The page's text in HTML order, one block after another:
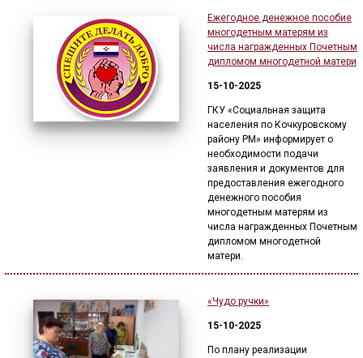
Ежегодное денежное пособие
многодетным матерям из
числа награжденных Почетным
дипломом многодетной матери
15-10-2025
ГКУ «Социальная защита
населения по Кочкуровскому
району РМ» информирует о
необходимости подачи
заявления и документов для
предоставления ежегодного
денежного пособия
многодетным матерям из
числа награжденных Почетным
дипломом многодетной
матери.
«Чудо ручки»
15-10-2025
По плану реализации